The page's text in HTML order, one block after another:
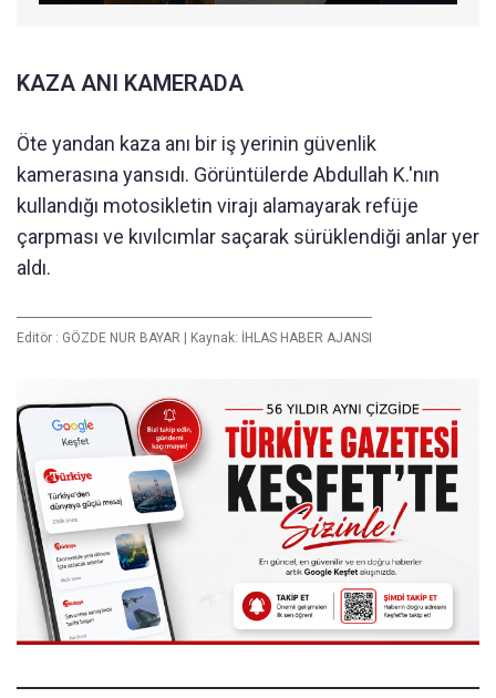
KAZA ANI KAMERADA
Öte yandan kaza anı bir iş yerinin güvenlik
kamerasına yansıdı. Görüntülerde Abdullah K.'nın
kullandığı motosikletin virajı alamayarak refüje
çarpması ve kıvılcımlar saçarak sürüklendiği anlar yer
aldı.
Editör : GÖZDE NUR BAYAR Kaynak: İHLAS HABER AJANSI